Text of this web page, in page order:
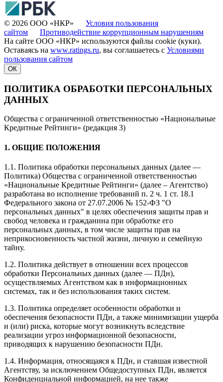
© 2026 ООО «НКР» Условия пользования
сайтом
Противодействие коррупционным нарушениям
На сайте ООО «НКР» используются файлы cookie (куки).
Оставаясь на www.ratings.ru, вы соглашаетесь с Условиями
пользования сайтом
ОК
ПОЛИТИКА ОБРАБОТКИ ПЕРСОНАЛЬНЫХ
ДАННЫХ
Общества с ограниченной ответственностью «Национальные
Кредитные Рейтинги» (редакция 3)
1. ОБЩИЕ ПОЛОЖЕНИЯ
1.1. Политика обработки персональных данных (далее —
Политика) Общества с ограниченной ответственностью
«Национальные Кредитные Рейтинги» (далее – Агентство)
разработана во исполнение требований п. 2 ч. 1 ст. 18.1
Федерального закона от 27.07.2006 № 152-ФЗ "О
персональных данных" в целях обеспечения защиты прав и
свобод человека и гражданина при обработке его
персональных данных, в том числе защиты прав на
неприкосновенность частной жизни, личную и семейную
тайну.
1.2. Политика действует в отношении всех процессов
обработки Персональных данных (далее — ПДн),
осуществляемых Агентством как в информационных
системах, так и без использования таких систем.
1.3. Политика определяет особенности обработки и
обеспечения безопасности ПДн, а также минимизации ущерба
и (или) риска, которые могут возникнуть вследствие
реализации угроз информационной безопасности,
приводящих к нарушению безопасности ПДн.
1.4. Информация, относящаяся к ПДн, и ставшая известной
Агентству, за исключением Общедоступных ПДн, является
Конфиденциальной информацией, на нее также